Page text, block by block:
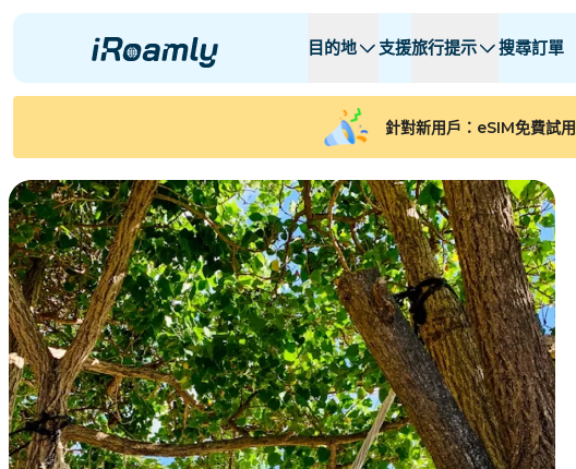
目的地 支援旅行提示 搜尋訂單
區域 eSIMs
所有目的地
阿根廷
亞塞拜然
比利时
保加利亚
乍得
コンゴ共和国
捷克共和國
所有目的地
針對新用戶：eSIM免費試用